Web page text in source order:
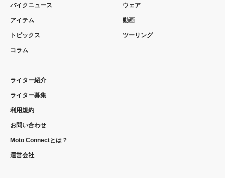
バイクニュース
アイテム
トピックス
コラム
ウェア
動画
ツーリング
ライター紹介
ライター募集
利用規約
お問い合わせ
Moto Connectとは？
運営会社